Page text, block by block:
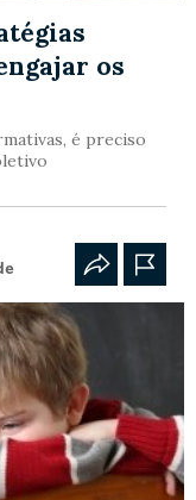
os
é preciso